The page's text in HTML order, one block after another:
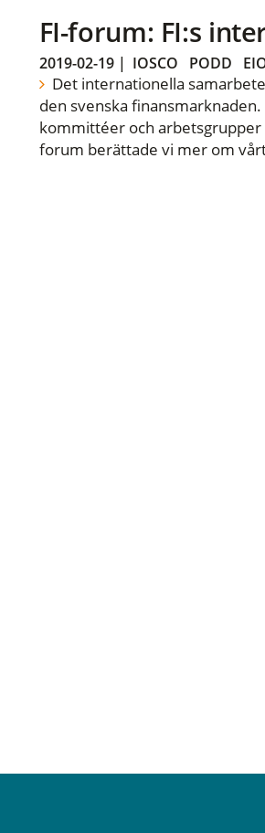
FI-forum: FI:s
2019-02-19| IOSCO PODD
Det internationella
den svenska
kommittéer och arbetsgrupper
forum berättade vi mer om